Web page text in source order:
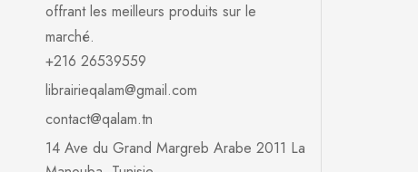
offrant les meilleurs produits sur le
marché.
+216 26539559
librairieqalam@gmail.com
contact@qalam.tn
14 Ave du Grand Margreb Arabe 2011 La